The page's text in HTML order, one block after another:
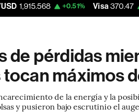
Green Economía Estilo
+0.51% Visa 370.47 +0.52%
de pérdidas
máximos
de la energía y la
y pusieron bajo escrutinio el